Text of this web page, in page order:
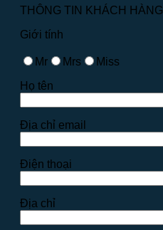
THÔNG TIN KHÁCH HÀNG
Giới tính
Mr Mrs
Miss
Họ tên
Địa chỉ email
Điện thoại
Địa chỉ